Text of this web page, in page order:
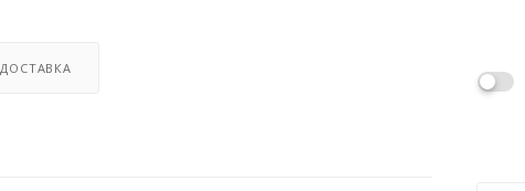
ДОСТАВКА